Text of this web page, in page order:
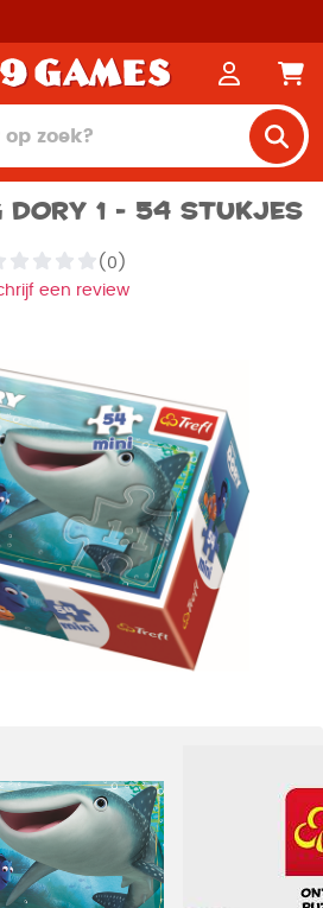
Dory 1 - 54 stukjes
(0)
een review